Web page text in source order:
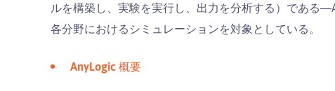
ルを構築し、実験を実行し、出力を分析する）である
各分野におけるシミュレーションを対象としている。
AnyLogic 概要